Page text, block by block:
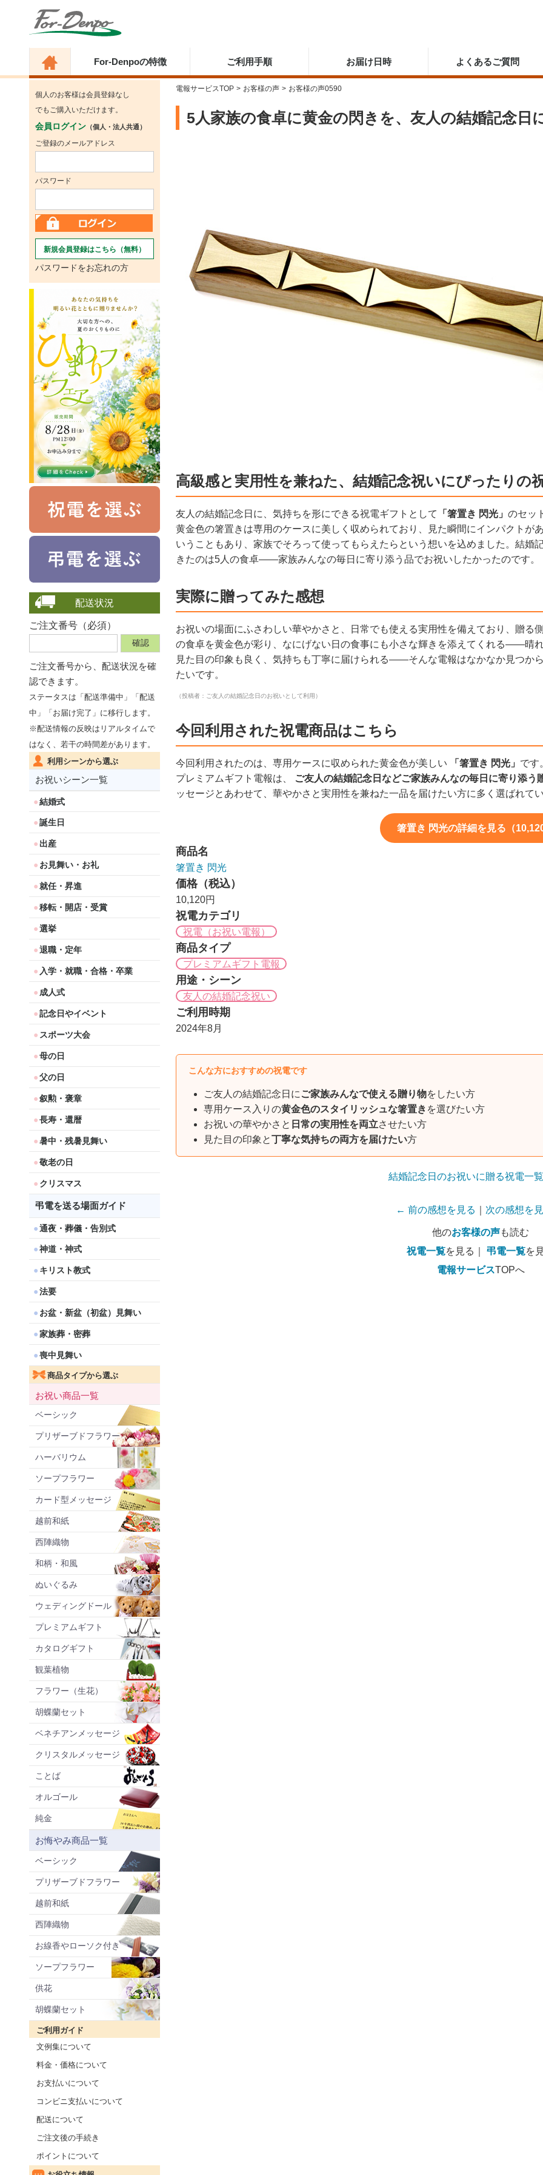
For-Denpoの特徴 ご利用手順 お届け日時 よくあるご質問
個人のお客様は会員登録なし
でもご購入いただけます。
会員ログイン （個人・法人共通）
ご登録のメールアドレス
パスワード
新規会員登録はこちら（無料）
パスワードをお忘れの方
配送状況
ご注文番号（必須）
ご注文番号から、 配送状況を確
認できます。
ステータスは「配送準備中」「配送
中」「お届け完了」に移行します。
※配送情報の反映はリアルタイムで
はなく、若干の時間差があります。
利用シーンから選ぶ
お祝いシーン一覧
結婚式
誕生日
出産
お見舞い・お礼
就任・昇進
移転・開店・受賞
選挙
退職・定年
入学・就職・合格・卒業
成人式
記念日やイベント
スポーツ大会
母の日
父の日
叙勲・褒章
長寿・還暦
暑中・残暑見舞い
敬老の日
クリスマス
弔電を送る場面ガイド
通夜・葬儀・告別式
神道・神式
キリスト教式
法要
お盆・新盆（初盆）見舞い
家族葬・密葬
喪中見舞い
商品タイプから選ぶ
お祝い商品一覧
ベーシック
プリザーブドフラワー
ハーバリウム
ソープフラワー
カード型メッセージ
越前和紙
西陣織物
和柄・和風
ぬいぐるみ
ウェディングドール
プレミアムギフト
カタログギフト
観葉植物
フラワー（生花）
胡蝶蘭セット
ベネチアンメッセージ
クリスタルメッセージ
ことば
オルゴール
純金
お悔やみ商品一覧
ベーシック
プリザーブドフラワー
越前和紙
西陣織物
お線香やローソク付き
ソープフラワー
供花
胡蝶蘭セット
ご利用ガイド
文例集について
料金・価格について
お支払いについて
コンビニ支払いについて
配送について
ご注文後の手続き
ポイントについて
電報サービスTOP > お客様の声 > お客様の声0590
5人家族の食卓に黄金の閃きを、友人の結婚記念日
高級感と実用性を兼ねた、結婚記念祝いにぴったりの
友人の結婚記念日に、気持ちを形にできる祝電ギフトとして 「箸置き 閃光」 のセッ
黄金色の箸置きは専用のケースに美しく収められており、見た瞬間にインパクトが
いうこともあり、家族でそろって使ってもらえたらという想いを込めました。結婚
きたのは5人の食卓——家族みんなの毎日に寄り添う品でお祝いしたかったのです。
実際に贈ってみた感想
お祝いの場面にふさわしい華やかさと、日常でも使える実用性を備えており、贈る
の食卓を黄金色が彩り、なにげない日の食事にも小さな輝きを添えてくれる——晴
見た目の印象も良く、気持ちも丁寧に届けられる――そんな電報はなかなか見つか
たいです。
（投稿者：ご友人の結婚記念日のお祝いとして利用）
今回利用された祝電商品はこちら
今回利用されたのは、専用ケースに収められた黄金色が美しい 「箸置き 閃光」 です
プレミアムギフト電報は、
ご友人の結婚記念日などご家族みんなの毎日に寄り添う
ッセージとあわせて、華やかさと実用性を兼ねた一品を届けたい方に多く選ばれて
箸置き 閃光の詳細を見る（
商品名
箸置き 閃光
価格（税込）
10,120円
祝電カテゴリ
祝電（お祝い電報）
商品タイプ
プレミアムギフト電報
用途・シーン
友人の結婚記念祝い
ご利用時期
2024年8月
こんな方におすすめの祝電です
ご友人の結婚記念日に ご家族みんなで使える贈り物をしたい方
専用ケース入りの黄金色のスタイリッシュな箸置き を選びたい方
お祝いの華やかさと 日常の実用性を両立させたい方
見た目の印象と丁寧な気持ちの両方を届けたい方
結婚記念日のお祝いに贈る祝電一
← 前の感想を見る 次の感想を
他のお客様の声も読む
祝電一覧を見る｜ 弔電一覧を
電報サービスTOPへ